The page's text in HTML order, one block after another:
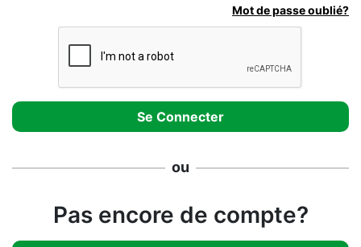
Mot de passe oublié?
ou
Pas encore de compte?